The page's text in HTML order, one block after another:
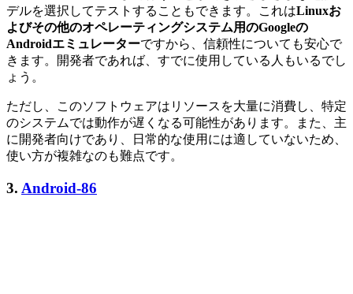
デルを選択してテストすることもできます。これはLinuxお
よびその他のオペレーティングシステム用のGoogleの
Androidエミュレーターですから、信頼性についても安心で
きます。開発者であれば、すでに使用している人もいるでし
ょう。
ただし、このソフトウェアはリソースを大量に消費し、特定
のシステムでは動作が遅くなる可能性があります。また、主
に開発者向けであり、日常的な使用には適していないため、
使い方が複雑なのも難点です。
3. Android-86